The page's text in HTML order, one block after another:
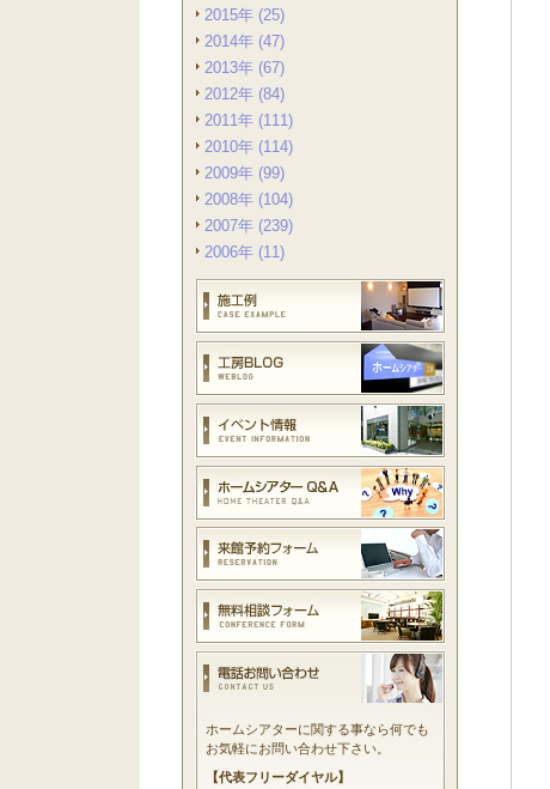
2015年 (25)
2014年 (47)
2013年 (67)
2012年 (84)
2011年 (111)
2010年 (114)
2009年 (99)
2008年 (104)
2007年 (239)
2006年 (11)
ホームシアターに関する事なら何でも
お気軽にお問い合わせ下さい。
【代表フリーダイヤル】